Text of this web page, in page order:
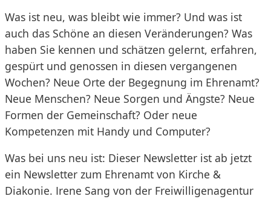
Was ist neu, was bleibt wie immer? Und was ist
auch das Schöne an diesen Veränderungen? Was
haben Sie kennen und schätzen gelernt, erfahren,
gespürt und genossen in diesen vergangenen
Wochen? Neue Orte der Begegnung im Ehrenamt?
Neue Menschen? Neue Sorgen und Ängste? Neue
Formen der Gemeinschaft? Oder neue
Kompetenzen mit Handy und Computer?
Was bei uns neu ist: Dieser Newsletter ist ab jetzt
ein Newsletter zum Ehrenamt von Kirche &
Diakonie. Irene Sang von der Freiwilligenagentur